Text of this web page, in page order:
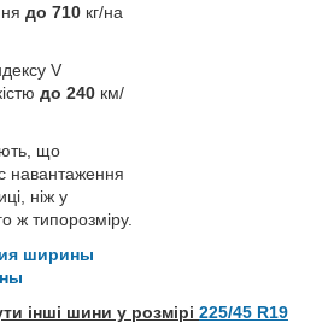
до 710 кг/на
V
до 240 км/
що
навантаження
ніж у
ж типорозміру.
ширины
інші шини у розмірі 225/45 R19